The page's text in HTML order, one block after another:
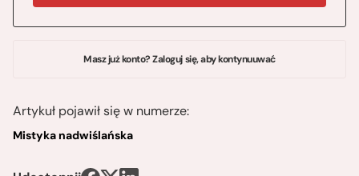
Masz już konto? Zaloguj się, aby kontynuuwać
Artykuł pojawił się w numerze:
Mistyka nadwiślańska